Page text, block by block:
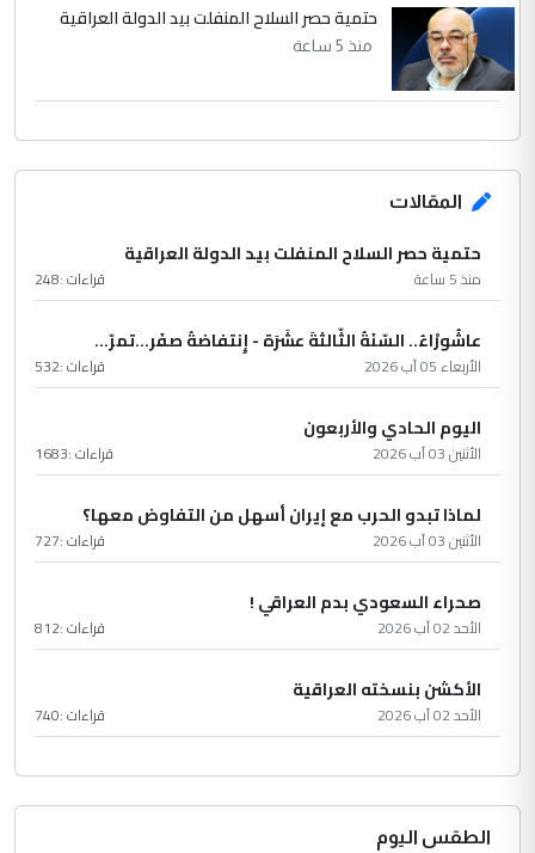
حتمية حصر السلاح المنفلت بيد الدولة العراقية
منذ 5 ساعة
المقالات
حتمية حصر السلاح المنفلت بيد الدولة العراقية
منذ 5 ساعة قراءات :248
عاشُورْاءُ.. السّنَةُ الثّالثةَ عشَرَة - إِنتفاضةُ صفَر…تمرّ...
الأربعاء 05 آب 2026 قراءات :532
اليوم الحادي والأربعون
الأثنين 03 آب 2026 قراءات :1683
لماذا تبدو الحرب مع إيران أسهل من التفاوض معها؟
الأثنين 03 آب 2026 قراءات :727
صحراء السعودي بدم العراقي !
الأحد 02 آب 2026 قراءات :812
الأكشن بنسخته العراقية
الأحد 02 آب 2026 قراءات :740
الطقس اليوم